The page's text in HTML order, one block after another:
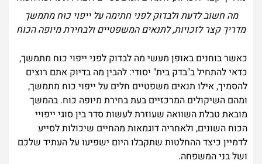
מה חשוב לדעת ולבדוק לפני חתימה על ייפוי כוח מתמשך
מדריך קצר לזכויות, לתנאים המשפטיים ולבחירת מיופה הכוח
כאשר בוחנים באופן מעשי מה לבדוק לפני ייפוי כוח מתמשך,
כדאי להתחיל ב"בדק בית" יסודי: להבין מה בדיוק אתם רוצים
להסמיך, אילו תנאים משפטיים חלים על ייפוי כוח מתמשך,
ומהם השיקולים המרכזיים בעת בחירת מיופה כוח. בהמשך
מובאת טבלת השוואה שעוזרת לעשות סדר בין סוגי ייפויי
הכוח השונים, ולאחריה דוגמאות מהחיים שיכולות לסייע
לדמיין כיצד ההחלטות שתקבלו היום ישפיעו על העתיד שלכם
ושל בני המשפחה.